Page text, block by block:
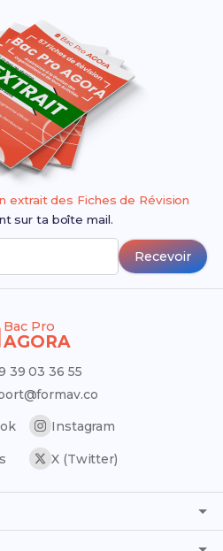
extrait des Fiches de Révision
sur ta boîte mail.
Recevoir
Bac Pro
AGORA
39 03 36 55
Instagram
X (Twitter)